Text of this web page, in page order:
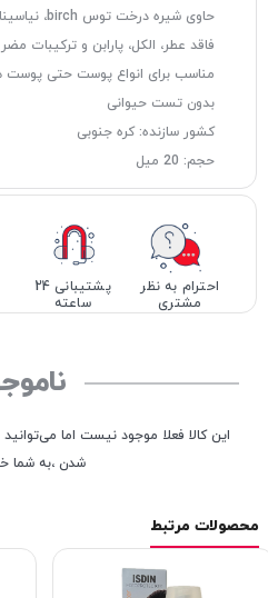
حاوی شیره درخت توس birch، نیاسینامید، آدنوزین و هیالورونیک اسید
فاقد عطر، الکل، پارابن و ترکیبات مضر
مناسب برای انواع پوست حتی
بدون تست حیوانی
کشور سازنده: کره جنوبی
حجم: 20 میل
احترام به نظر
مشتری
پشتیبانی 24
ساعته
این کالا فعلا موجود نیست اما
شدن ،به شما
محصولات مرتبط